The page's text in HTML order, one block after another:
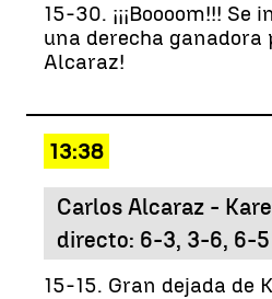
15-30. ¡¡¡Boooom!!!
una derecha ganadora
Alcaraz!
13:38
Carlos Alcaraz -
directo: 6-3, 3-6, 6-5
15-15. Gran dejada de